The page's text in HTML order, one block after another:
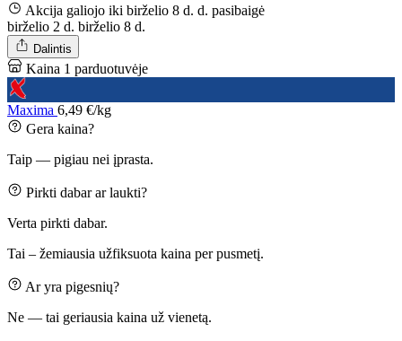
Akcija galiojo iki birželio 8 d. d. pasibaigė
birželio 2 d. birželio 8 d.
Dalintis
Kaina 1 parduotuvėje
Maxima 6,49 €/kg
Gera kaina?
Taip — pigiau nei įprasta.
Pirkti dabar ar laukti?
Verta pirkti dabar.
Tai – žemiausia užfiksuota kaina per pusmetį.
Ar yra pigesnių?
Ne — tai geriausia kaina už vienetą.